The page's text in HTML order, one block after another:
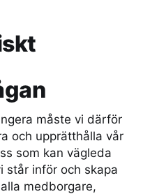
måste vi därför
och upprätthålla vår
som kan vägleda
står inför och skapa
medborgare,